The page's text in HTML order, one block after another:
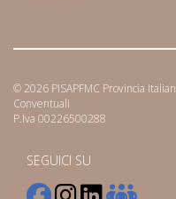
© 2026 PISAPFMC Provincia
Conventuali
P.Iva 00226500288
SEGUICI SU